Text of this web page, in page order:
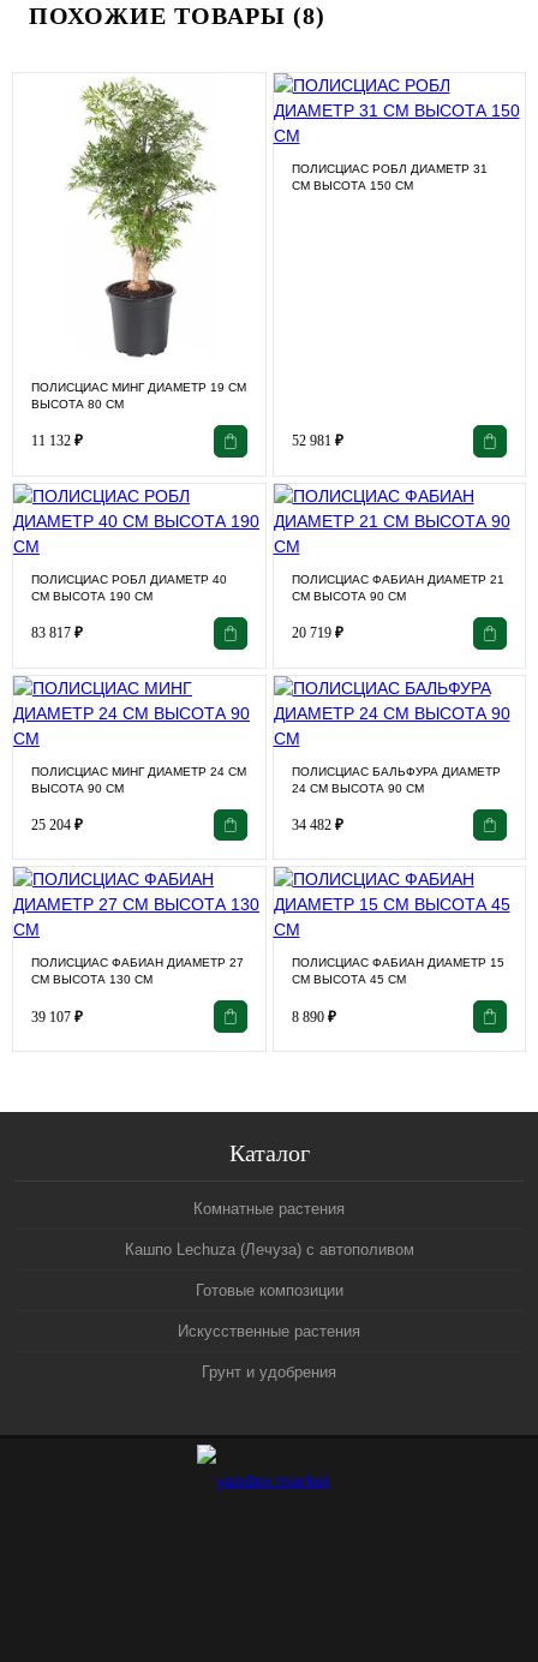
ПОХОЖИЕ ТОВАРЫ (8)
ПОЛИСЦИАС МИНГ ДИАМЕТР 19 СМ
ВЫСОТА 80 СМ
11 132 ₽
ПОЛИСЦИАС РОБЛ ДИАМЕТР 31
СМ ВЫСОТА 150 СМ
52 981 ₽
ПОЛИСЦИАС РОБЛ ДИАМЕТР 40
СМ ВЫСОТА 190 СМ
83 817 ₽
ПОЛИСЦИАС ФАБИАН ДИАМЕТР 21
СМ ВЫСОТА 90 СМ
20 719 ₽
ПОЛИСЦИАС МИНГ ДИАМЕТР 24 СМ
ВЫСОТА 90 СМ
25 204 ₽
ПОЛИСЦИАС БАЛЬФУРА ДИАМЕТР
24 СМ ВЫСОТА 90 СМ
34 482 ₽
ПОЛИСЦИАС ФАБИАН ДИАМЕТР 27
СМ ВЫСОТА 130 СМ
39 107 ₽
ПОЛИСЦИАС ФАБИАН ДИАМЕТР 15
СМ ВЫСОТА 45 СМ
8 890 ₽
Каталог
Комнатные растения
Кашпо Lechuza (Лечуза) с автополивом
Готовые композиции
Искусственные растения
Грунт и удобрения